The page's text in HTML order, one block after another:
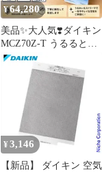
¥64,280
美品✨大人気❣️ダイキン
MCZ70Z-T うるるとさ
らら 空気清浄機 2023
¥ 3,146
【新品】 ダイキン 空気